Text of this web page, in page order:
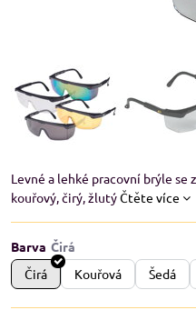
Levné a lehké pracovní brýle
kouřový, čirý, žlutýČtěte více
Barva
Čirá
Kouřová Šedá